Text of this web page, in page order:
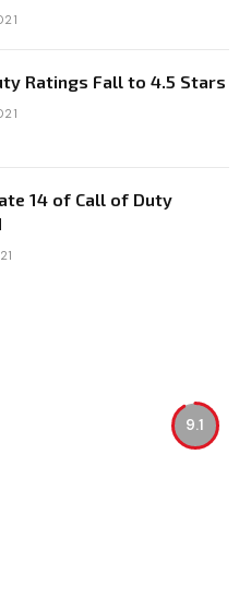
Ratings Fall to 4.5 Stars
14 of Call of Duty
9.1